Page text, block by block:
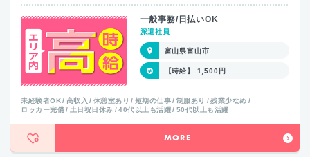
一般事務/日払いOK
派遣社員
富山県富山市
【時給】 1,500円
未経験者OK 高収入 休憩室あり 短期の仕事 制服あり
残業少なめ
ロッカー完備
土日祝日休み 40代以上も活躍 50代以上も活躍
MORE